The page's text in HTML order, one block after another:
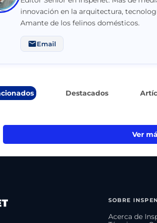
innovación en la arquitectura,
Amante de los felinos domésticos.
Email
Destacados
Ver
SOBRE
Acerca de